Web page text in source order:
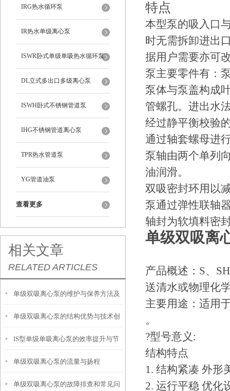
IRG热水循环泵
IR热水单级离心泵
ISWR卧式单级单吸热水循环泵
DL立式多出口多级离心泵
ISWH卧式不锈钢管道泵
IHG不锈钢管道离心泵
TPR热水管道泵
YG管道油泵
查看更多
相关文章
RELATED ARTICLES
单级双吸离心泵的维护与保养方法及
其重要性
单级双吸离心泵的结构优势与技术创
新
IS型单级单吸离心泵的效率提升与节
能技术
单级双吸离心泵的流量与扬程
单级双吸离心泵的故障排查和常见问
特点
本型泵的吸入口
时无需拆卸进出
据用户需要亦可
泵主要零件有：
泵体与泵盖构成
管螺孔。进出水
经过静平衡校验
通过轴套螺母进
泵轴由两个单列
油润滑。
双吸密封环用以
泵通过弹性联轴
轴封为软填料密
单级双吸离
产品概述：S、
送清水或物理化
主要用途：适用
。
?型号意义:
结构特点
1. 结构紧凑 外形
2. 运行平稳 优化